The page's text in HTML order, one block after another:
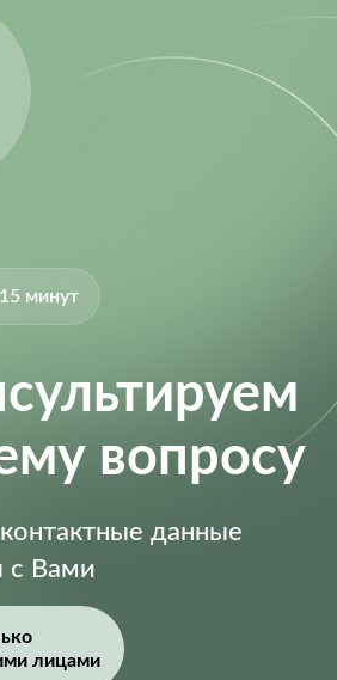
минут
вопросу
данные
с Вами
лицами